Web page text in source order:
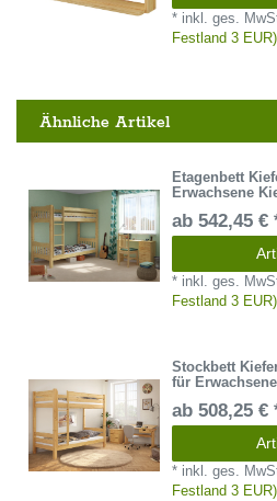
* inkl. ges.
Festland 3 EUR)
Ähnliche Artikel
Etagenbett
Erwachsene
ab 542,45 €
* inkl. ges.
Festland 3 EUR)
Stockbett
für
ab 508,25 €
* inkl. ges.
Festland 3 EUR)